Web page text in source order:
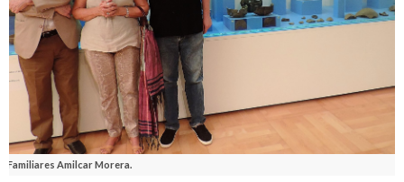
Familiares Amilcar Morera.